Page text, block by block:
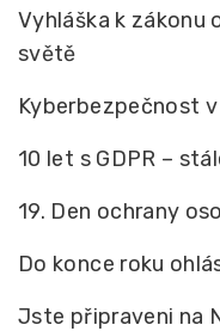
Vyhláška k zákonu
světě
Kyberbezpečnost
10 let s GDPR –
19. Den ochrany
Do konce roku
Jste připraveni na